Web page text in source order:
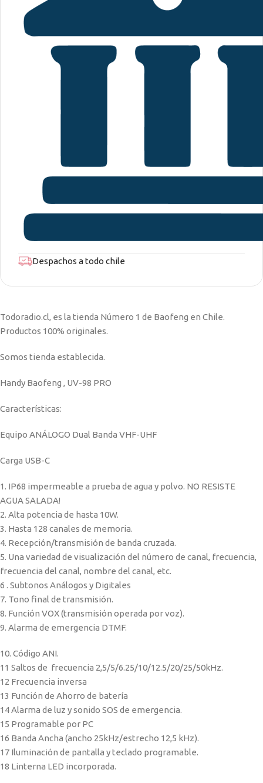
Despachos a todo chile
Todoradio.cl, es la tienda Número 1 de Baofeng en Chile.
Productos 100% originales.
Somos tienda establecida.
Handy Baofeng , UV-98 PRO
Características:
Equipo ANÁLOGO Dual Banda VHF-UHF
Carga USB-C
1. IP68 impermeable a prueba de agua y polvo. NO RESISTE
AGUA SALADA!
2. Alta potencia de hasta 10W.
3. Hasta 128 canales de memoria.
4. Recepción/transmisión de banda cruzada.
5. Una variedad de visualización del número de canal, frecuencia,
frecuencia del canal, nombre del canal, etc.
6 . Subtonos Análogos y Digitales
7. Tono final de transmisión.
8. Función VOX (transmisión operada por voz).
9. Alarma de emergencia DTMF.
10. Código ANI.
11 Saltos de frecuencia 2,5/5/6.25/10/12.5/20/25/50kHz.
12 Frecuencia inversa
13 Función de Ahorro de batería
14 Alarma de luz y sonido SOS de emergencia.
15 Programable por PC
16 Banda Ancha (ancho 25kHz/estrecho 12,5 kHz).
17 Iluminación de pantalla y teclado programable.
18 Linterna LED incorporada.